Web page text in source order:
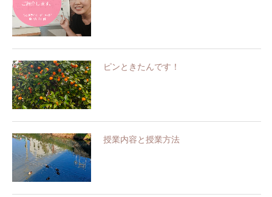
ピンときたんです！
授業内容と授業方法